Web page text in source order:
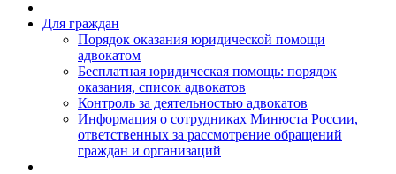
Для граждан
Порядок оказания юридической помощи
адвокатом
Бесплатная юридическая помощь: порядок
оказания, список адвокатов
Контроль за деятельностью адвокатов
Информация о сотрудниках Минюста России,
ответственных за рассмотрение обращений
граждан и организаций